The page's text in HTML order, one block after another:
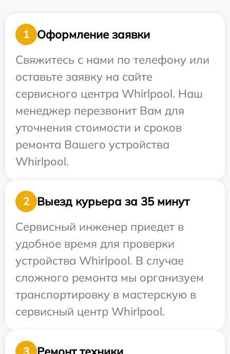
1
Оформление заявки
Свяжитесь с нами по телефону или
оставьте заявку на сайте
сервисного центра Whirlpool. Наш
менеджер перезвонит Вам для
уточнения стоимости и сроков
ремонта Вашего устройства
Whirlpool.
2
Выезд курьера за 35 минут
Сервисный инженер приедет в
удобное время для проверки
устройства Whirlpool. В случае
сложного ремонта мы организуем
транспортировку в мастерскую в
сервисный центр Whirlpool.
3